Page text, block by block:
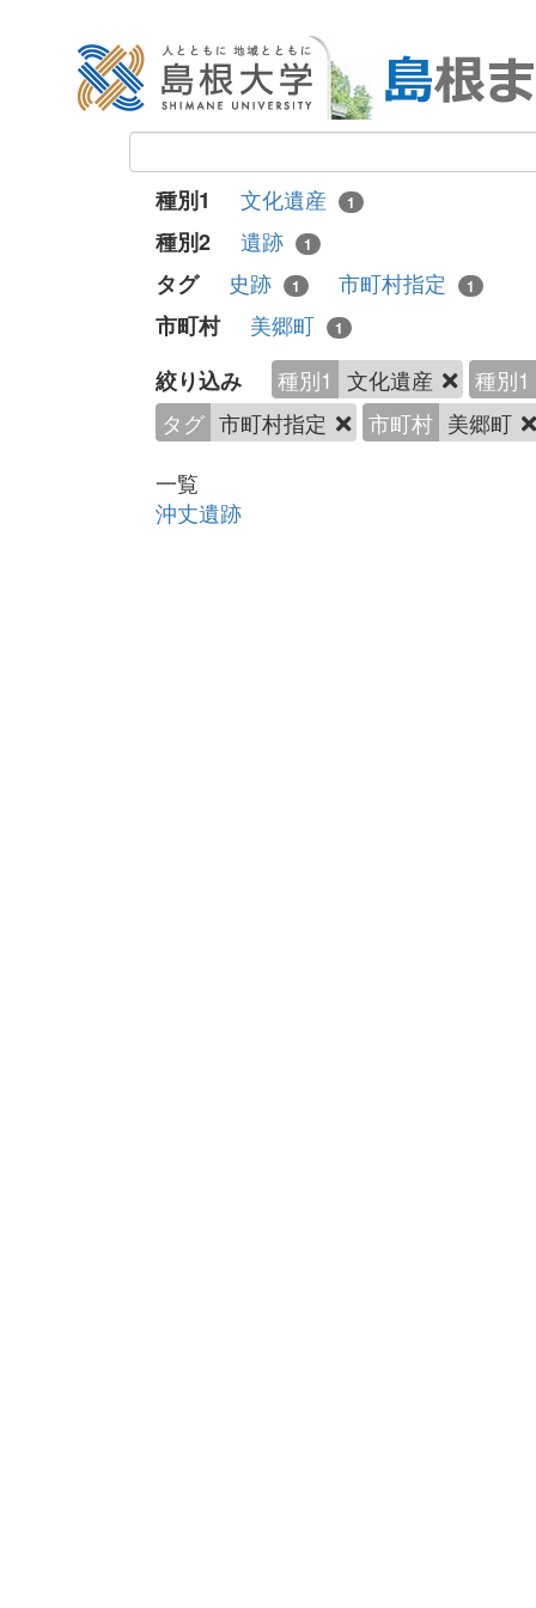
種別1 文化遺産 1
種別2 遺跡 1
タグ 史跡 1 市町村指定 1
市町村 美郷町 1
絞り込み 種別1 文化遺産
種別1
タグ 市町村指定 市町村 美郷町
一覧
沖丈遺跡